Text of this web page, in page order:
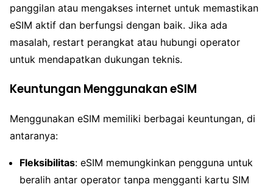
panggilan atau mengakses internet untuk memastikan
eSIM aktif dan berfungsi dengan baik. Jika ada
masalah, restart perangkat atau hubungi operator
untuk mendapatkan dukungan teknis.
Keuntungan Menggunakan eSIM
Menggunakan eSIM memiliki berbagai keuntungan, di
antaranya:
Fleksibilitas: eSIM memungkinkan pengguna untuk
beralih antar operator tanpa mengganti kartu SIM